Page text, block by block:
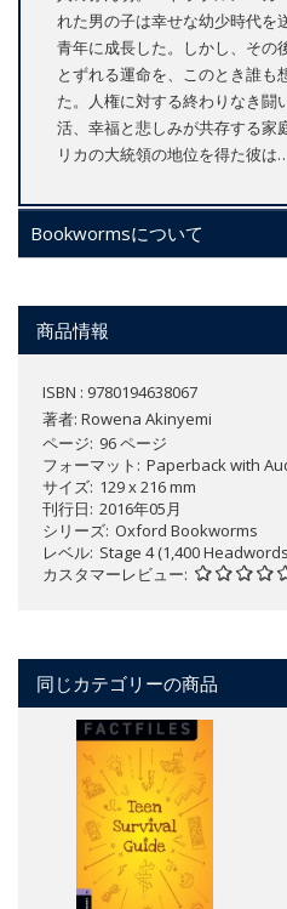
れた男の子は幸せな幼少時代を
青年に成長した。しかし、その
とずれる運命を、このとき誰も
た。人権に対する終わりなき闘
活、幸福と悲しみが共存する家
リカの大統領の地位を得た彼は…
Bookwormsについて
商品情報
ISBN : 9780194638067
著者: Rowena Akinyemi
ページ 96 ページ
フォーマット
Paperback with
サイズ 129 x 216 mm
刊行日 2016年05月
シリーズ Oxford Bookworms
レベル Stage 4 (1,400
カスタマーレビュー
同じカテゴリーの商品